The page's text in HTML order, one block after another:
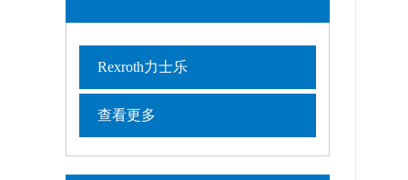
Rexroth力士乐
查看更多